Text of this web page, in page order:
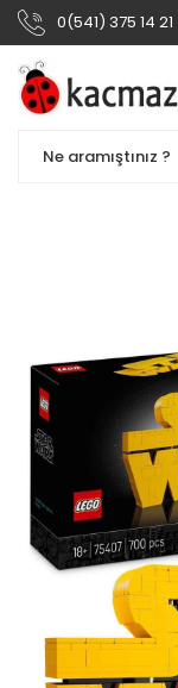
0(541) 375 14 21